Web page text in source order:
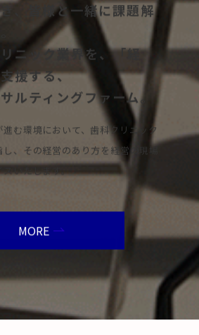
、皆様と一緒に課題解
ニック業界を、「経
援する、
ルティングファーム。
進む環境において、歯科クリニック
、その経営のあり方を経営の現場
スいたします。
MORE